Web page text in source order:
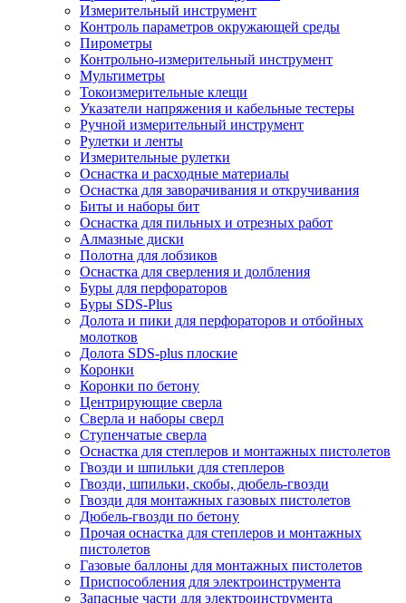
Измерительный инструмент
Контроль параметров окружающей среды
Пирометры
Контрольно-измерительный инструмент
Мультиметры
Токоизмерительные клещи
Указатели напряжения и кабельные тестеры
Ручной измерительный инструмент
Рулетки и ленты
Измерительные рулетки
Оснастка и расходные материалы
Оснастка для заворачивания и откручивания
Биты и наборы бит
Оснастка для пильных и отрезных работ
Алмазные диски
Полотна для лобзиков
Оснастка для сверления и долбления
Буры для перфораторов
Буры SDS-Plus
Долота и пики для перфораторов и отбойных
молотков
Долота SDS-plus плоские
Коронки
Коронки по бетону
Центрирующие сверла
Сверла и наборы сверл
Ступенчатые сверла
Оснастка для степлеров и монтажных пистолетов
Гвозди и шпильки для степлеров
Гвозди, шпильки, скобы, дюбель-гвозди
Гвозди для монтажных газовых пистолетов
Дюбель-гвозди по бетону
Прочая оснастка для степлеров и монтажных
пистолетов
Газовые баллоны для монтажных пистолетов
Приспособления для электроинструмента
Запасные части для электроинструмента